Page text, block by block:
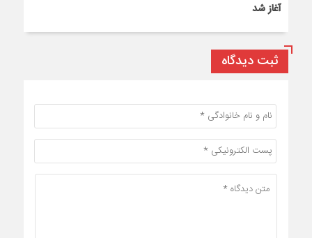
آغاز شد
ثبت دیدگاه